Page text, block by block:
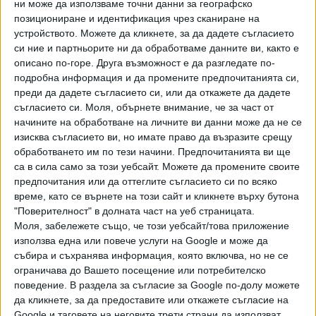
ни може да използваме точни данни за географско
позициониране и идентификация чрез сканиране на
устройството. Можете да кликнете, за да дадете съгласието
си ние и партньорите ни да обработваме данните ви, както е
описано по-горе. Друга възможност е да разгледате по-
подробна информация и да промените предпочитанията си,
преди да дадете съгласието си, или да откажете да дадете
съгласието си. Моля, обърнете внимание, че за част от
начините на обработване на личните ви данни може да не се
изисква съгласието ви, но имате право да възразите срещу
обработването им по тези начини. Предпочитанията ви ще
са в сила само за този уебсайт. Можете да промените своите
предпочитания или да оттеглите съгласието си по всяко
време, като се върнете на този сайт и кликнете върху бутона
"Поверителност" в долната част на уеб страницата.
Моля, забележете също, че този уебсайт/това приложение
използва една или повече услуги на Google и може да
събира и съхранява информация, която включва, но не се
ограничава до Вашето посещение или потребителско
поведение. В раздела за съгласие за Google по-долу можете
да кликнете, за да предоставите или откажете съгласие на
поредната персона нон грата за Холивуд. Неговата почти
толкова великолепна игра белишена от възможността
да се състезава за награди. Слава богу, филмът е заснет
преди разкритията и отгласът от подобни скандали у нас
е твърде слаб, за да попречи на киноманите да се
насладят на актьорското изпълнение.
Проблемът в „Жена на парчета“ може да изглежда
маргинален, но всъщност само в България неонаталната
смъртност е около 500 деца годишно, та трагедията от
сценария не е чак толкова далечна и немислима. След
кратка интродукция Мундруцо хвърля зрителя в 24-
минутен непрекъснат кадър, който изобразява домашно
раждане – с трима само участници, родители и
акушерка, в пределите на един апартамент; а се чувства
като хорър. Ясно е, че щом предстои драматичен
развой, нещата се объркват и детето е загубено.
Остатъкът от филма, заменил задъханото напрежение с
ледена тишина и безнадеждност, проследява пълния